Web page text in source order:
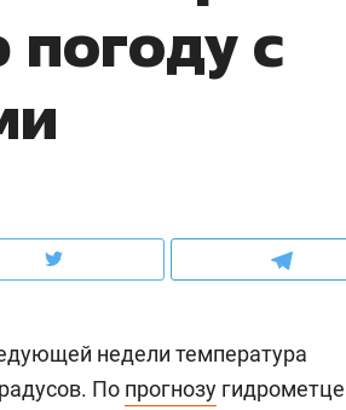
с
недели температура
По прогнозу
и чудных запросах мастеров